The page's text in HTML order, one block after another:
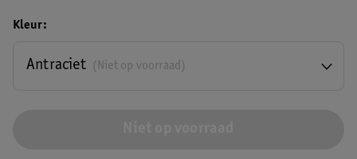
Kleur
(Niet op voorraad)
Antraciet